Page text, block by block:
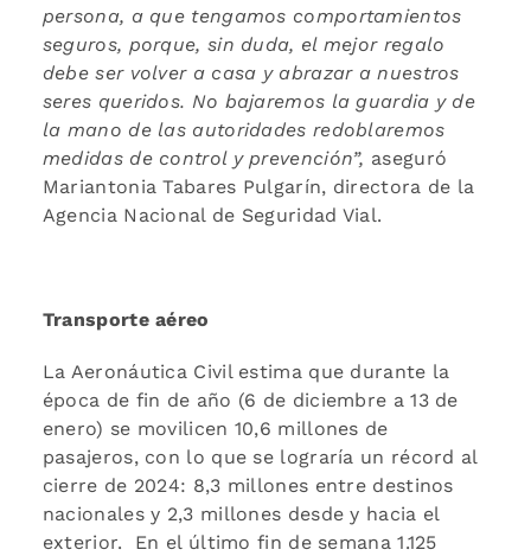
persona, a que tengamos comportamientos
seguros, porque, sin duda, el mejor regalo
debe ser volver a casa y abrazar a nuestros
seres queridos. No bajaremos la guardia y de
la mano de las autoridades redoblaremos
medidas de control y prevención”, aseguró
Mariantonia Tabares Pulgarín, directora de la
Agencia Nacional de Seguridad Vial.
Transporte aéreo
La Aeronáutica Civil estima que durante la
época de fin de año (6 de diciembre a 13 de
enero) se movilicen 10,6 millones de
pasajeros, con lo que se lograría un récord al
cierre de 2024: 8,3 millones entre destinos
nacionales y 2,3 millones desde y hacia el
exterior. En el último fin de semana 1.125